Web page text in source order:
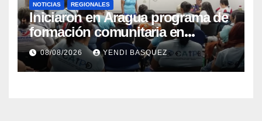
NOTICIAS REGIONALES
Iniciaron en Aragua programa de
formación comunitaria en
atención a personas con
discapacidad
08/08/2026 YENDI BASQUEZ